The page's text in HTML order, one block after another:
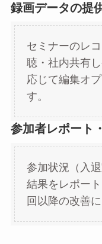
録画データの提
セミナーのレ
聴・社内共有
応じて編集オ
す。
参加者レポート
参加状況（入
結果をレポー
回以降の改善